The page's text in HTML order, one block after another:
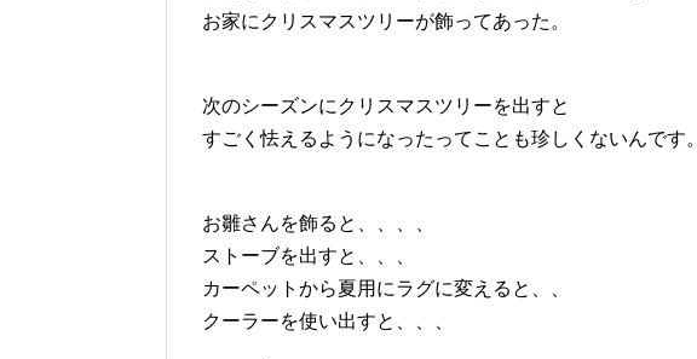
お家にクリスマスツリーが飾ってあった。
次のシーズンにクリスマスツリーを出すと
すごく怯えるようになったってことも珍しくないんです。
お雛さんを飾ると、、、、
ストーブを出すと、、、
カーペットから夏用にラグに変えると、、
クーラーを使い出すと、、、